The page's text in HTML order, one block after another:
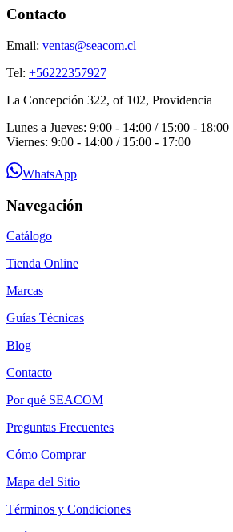
Contacto
Email: ventas@seacom.cl
Tel: +56222357927
La Concepción 322, of 102, Providencia
Lunes a Jueves: 9:00 - 14:00 / 15:00 - 18:00
Viernes: 9:00 - 14:00 / 15:00 - 17:00
WhatsApp
Navegación
Catálogo
Tienda Online
Marcas
Guías Técnicas
Blog
Contacto
Por qué SEACOM
Preguntas Frecuentes
Cómo Comprar
Mapa del Sitio
Términos y Condiciones